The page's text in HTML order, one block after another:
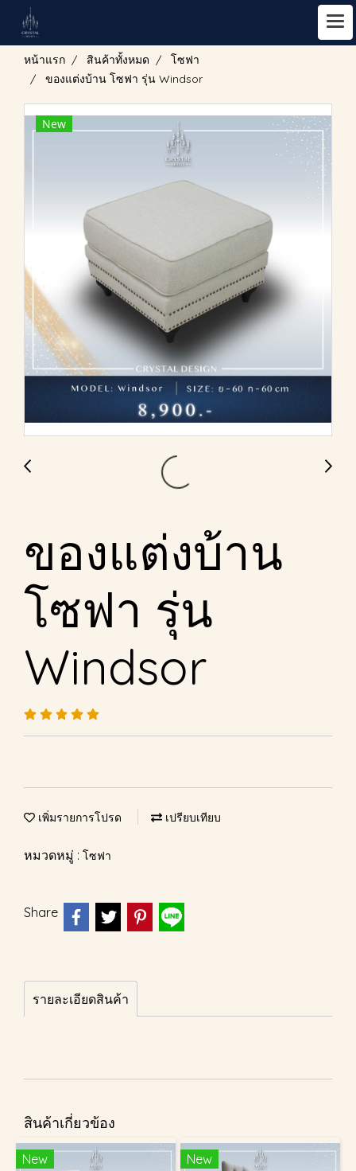
หน้าแรก สินค้าทั้งหมด
โซฟา
ของแต่งบ้าน โซฟา รุ่น Windsor
New
ของแต่งบ้าน
โซฟา รุ่น
Windsor
เพิ่มรายการโปรด เปรียบเทียบ
หมวดหมู่ : โซฟา
Share
รายละเอียดสินค้า
สินค้าเกี่ยวข้อง
New New